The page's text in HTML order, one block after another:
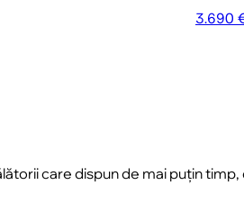
3.690
care dispun de mai puțin